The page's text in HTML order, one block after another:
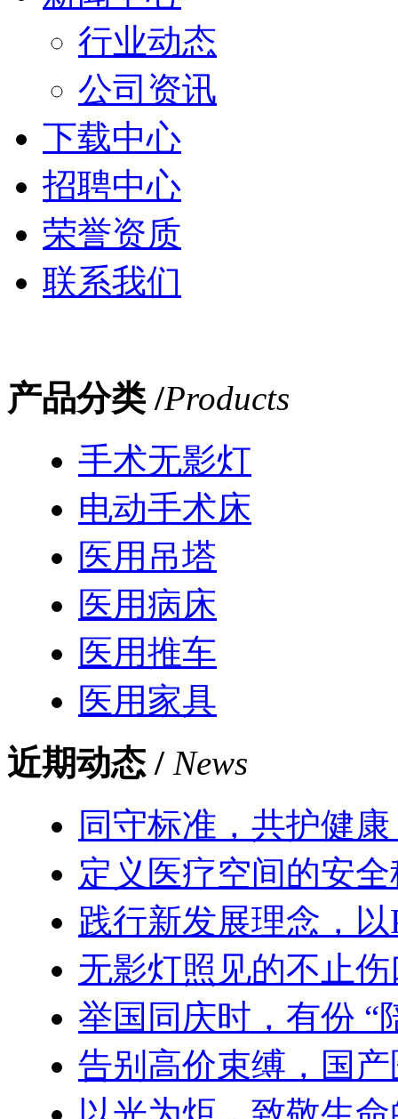
行业动态
公司资讯
下载中心
招聘中心
荣誉资质
联系我们
产品分类 /Products
手术无影灯
电动手术床
医用吊塔
医用病床
医用推车
医用家具
近期动态 / News
同守标准，共护健
定义医疗空间的安
践行新发展理念，以
无影灯照见的不止
举国同庆时，有份 “
告别高价束缚，国